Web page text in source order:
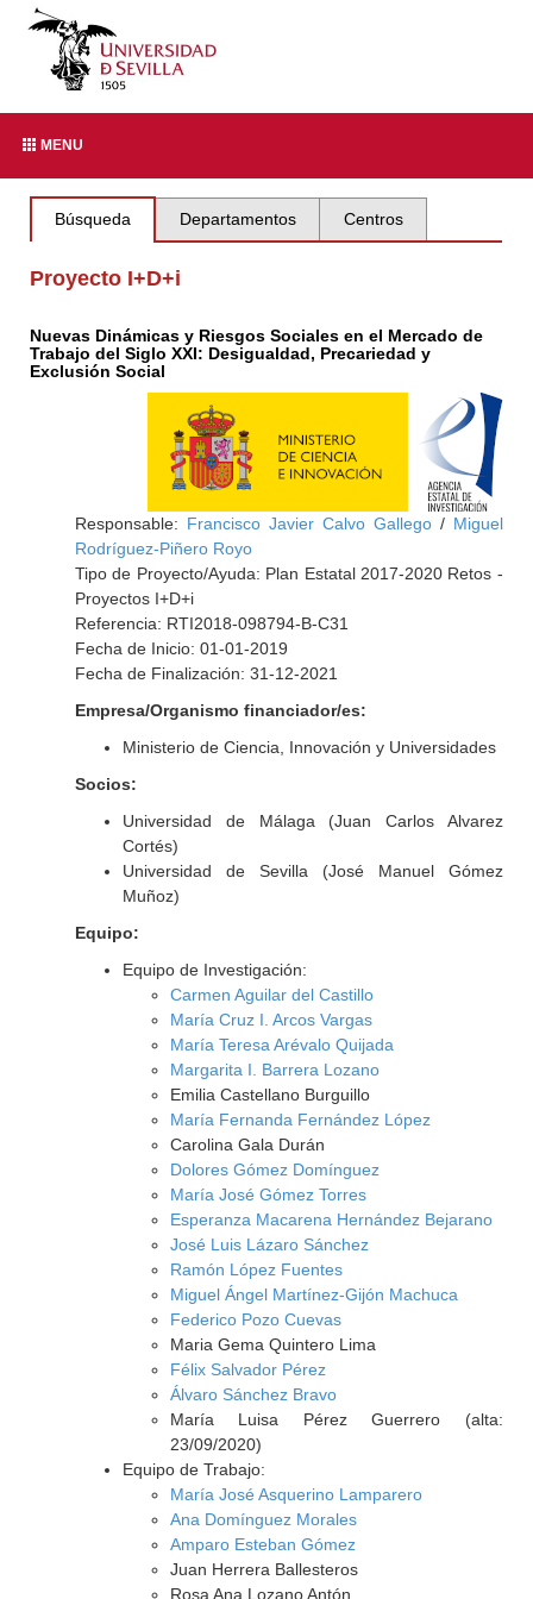
MENU
Búsqueda Departamentos Centros
Proyecto I+D+i
Nuevas Dinámicas y Riesgos Sociales en el Mercado de
Trabajo del Siglo XXI: Desigualdad, Precariedad y
Exclusión Social
Responsable: Francisco Javier Calvo Gallego/ Miguel
Rodríguez-Piñero Royo
Tipo de Proyecto/Ayuda: Plan Estatal 2017-2020 Retos -
Proyectos I+D+i
Referencia: RTI2018-098794-B-C31
Fecha de Inicio: 01-01-2019
Fecha de Finalización: 31-12-2021
Empresa/Organismo financiador/es:
Ministerio de Ciencia, Innovación y Universidades
Socios:
Universidad de Málaga (Juan Carlos Alvarez
Cortés)
Universidad de Sevilla (José Manuel Gómez
Muñoz)
Equipo:
Equipo de Investigación:
Carmen Aguilar del Castillo
María Cruz I. Arcos Vargas
María Teresa Arévalo Quijada
Margarita I. Barrera Lozano
Emilia Castellano Burguillo
María Fernanda Fernández López
Carolina Gala Durán
Dolores Gómez Domínguez
María José Gómez Torres
Esperanza Macarena Hernández Bejarano
José Luis Lázaro Sánchez
Ramón López Fuentes
Miguel Ángel Martínez-Gijón Machuca
Federico Pozo Cuevas
Maria Gema Quintero Lima
Félix Salvador Pérez
Álvaro Sánchez Bravo
María Luisa Pérez Guerrero (alta:
23/09/2020)
Equipo de Trabajo:
María José Asquerino Lamparero
Ana Domínguez Morales
Amparo Esteban Gómez
Juan Herrera Ballesteros
Rosa Ana Lozano Antón